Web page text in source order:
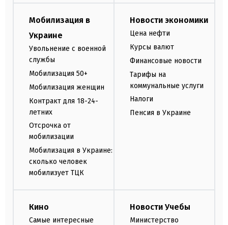
Мобилизация в
Украине
Увольнение с военной
службы
Мобилизация 50+
Мобилизация женщин
Контракт для 18-24-
летних
Отсрочка от
мобилизации
Мобилизация в Украине:
сколько человек
мобилизует ТЦК
Новости экономики
Цена нефти
Курсы валют
Финансовые новости
Тарифы на
коммунальные услуги
Налоги
Пенсия в Украине
Кино
Самые интересные
Новости Учебы
Министерство